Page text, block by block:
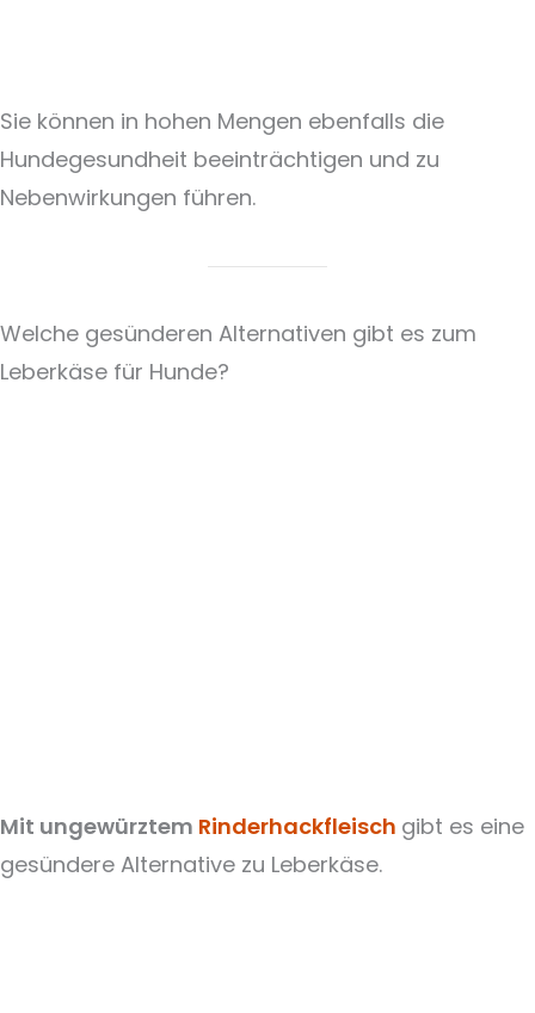
Sie können in hohen Mengen ebenfalls die
Hundegesundheit beeinträchtigen und zu
Nebenwirkungen führen.
Welche gesünderen Alternativen gibt es zum
Leberkäse für Hunde?
Mit ungewürztem Rinderhackfleisch gibt es eine
gesündere Alternative zu Leberkäse.